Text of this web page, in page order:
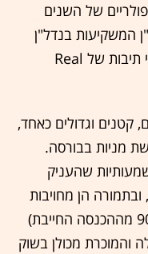
של השנים
המשקיעות בנדל"ן
מניב (ובאנגלית: קרנות REIT - ראשי תיבות של Real
קטנים וגדולים כאחד,
מניות בבורסה.
שהעניק
הן מחויבות
לחלק את מרבית רווחיהן (לפחות 90% מההכנסה החייבת)
והמוכרת מכולן בשוק